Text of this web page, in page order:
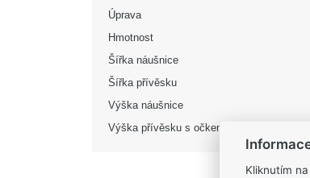
Úprava
Hmotnost
Šířka náušnice
Šířka přívěsku
Výška náušnice
Výška přívěsku s očkem
Kliknutím